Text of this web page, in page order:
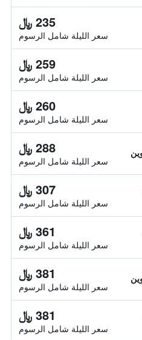
235 ﷼
سعر الليلة شامل الرسوم
259 ﷼
سعر الليلة شامل الرسوم
260 ﷼
سعر الليلة شامل الرسوم
288 ﷼
سعر الليلة شامل الرسوم
307 ﷼
سعر الليلة شامل الرسوم
361 ﷼
سعر الليلة شامل الرسوم
381 ﷼
سعر الليلة شامل الرسوم
381 ﷼
سعر الليلة شامل الرسوم